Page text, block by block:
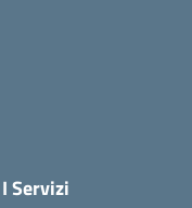
I Servizi